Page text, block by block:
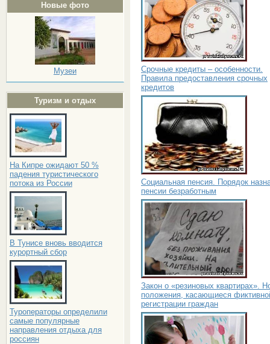
Новые фото
Музеи
Туризм и отдых
На Кипре ожидают 50 %
падения туристического
потока из России
В Тунисе вновь вводится
курортный сбор
Туроператоры определили
самые популярные
направления отдыха для
россиян
Срочные кредиты – особенности.
Правила предоставления срочных
кредитов
Социальная пенсия. Порядок
пенсии безработным
Закон о «резиновых квартирах».
положения, касающиеся
регистрации граждан